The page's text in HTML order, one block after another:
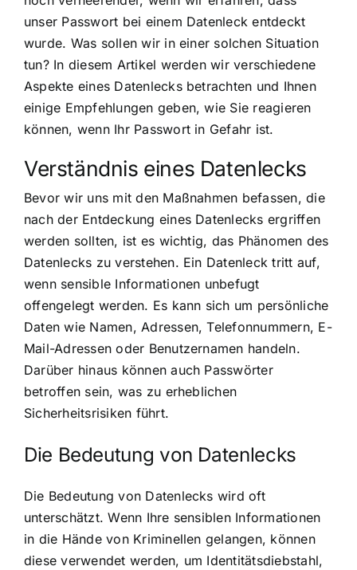
unser Passwort bei einem Datenleck entdeckt
wurde. Was sollen wir in einer solchen Situation
tun? In diesem Artikel werden wir verschiedene
Aspekte eines Datenlecks betrachten und Ihnen
einige Empfehlungen geben, wie Sie reagieren
können, wenn Ihr Passwort in Gefahr ist.
Verständnis eines Datenlecks
Bevor wir uns mit den Maßnahmen befassen, die
nach der Entdeckung eines Datenlecks ergriffen
werden sollten, ist es wichtig, das Phänomen des
Datenlecks zu verstehen. Ein Datenleck tritt auf,
wenn sensible Informationen unbefugt
offengelegt werden. Es kann sich um persönliche
Daten wie Namen, Adressen, Telefonnummern, E-
Mail-Adressen oder Benutzernamen handeln.
Darüber hinaus können auch Passwörter
betroffen sein, was zu erheblichen
Sicherheitsrisiken führt.
Die Bedeutung von Datenlecks
Die Bedeutung von Datenlecks wird oft
unterschätzt. Wenn Ihre sensiblen Informationen
in die Hände von Kriminellen gelangen, können
diese verwendet werden, um Identitätsdiebstahl,